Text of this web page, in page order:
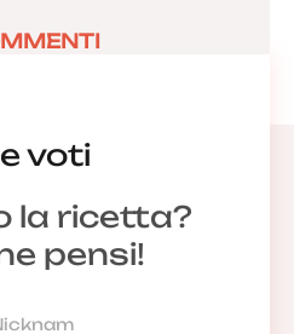
voti
la ricetta?
pensi!